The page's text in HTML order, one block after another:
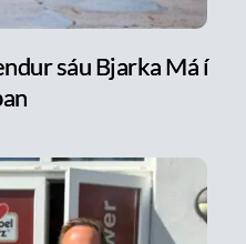
sáu Bjarka Má í